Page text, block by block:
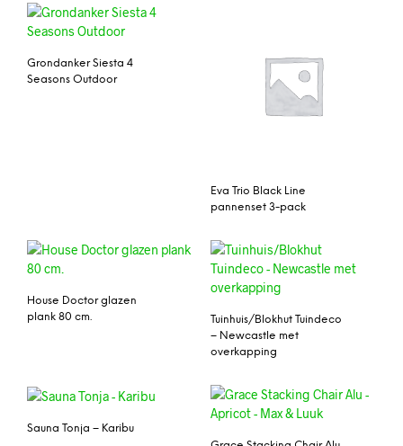
Grondanker Siesta 4
Seasons Outdoor
Eva Trio Black Line
pannenset 3-pack
House Doctor glazen
plank 80 cm.
Tuinhuis/Blokhut Tuindeco
– Newcastle met
overkapping
Sauna Tonja – Karibu